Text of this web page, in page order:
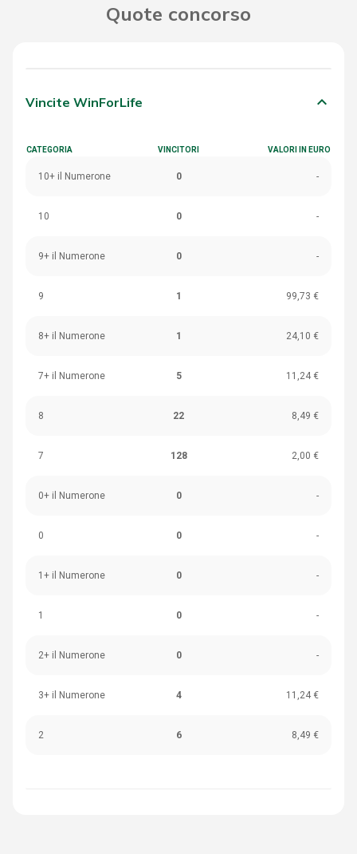
Quote concorso
Vincite WinForLife keyboard_arrow_down
CATEGORIA VINCITORI VALORI IN EURO
10+ il Numerone 0 -
10 0 -
9+ il Numerone 0 -
9 1 99,73 €
8+ il Numerone 1 24,10 €
7+ il Numerone 5 11,24 €
8 22 8,49 €
7 128 2,00 €
0+ il Numerone 0 -
0 0 -
1+ il Numerone 0 -
1 0 -
2+ il Numerone 0 -
3+ il Numerone 4 11,24 €
2 6 8,49 €